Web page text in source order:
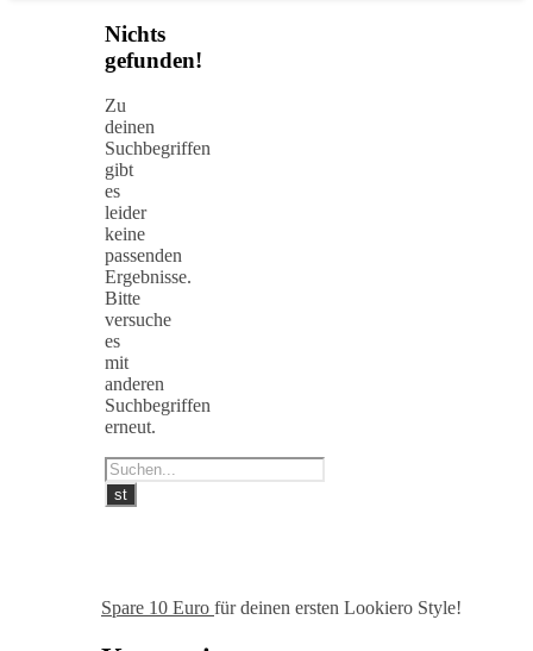
Nichts
gefunden!
Zu
deinen
Suchbegriffen
gibt
es
leider
keine
passenden
Ergebnisse.
Bitte
versuche
es
mit
anderen
Suchbegriffen
erneut.
Spare 10 Euro für deinen ersten Lookiero Style!